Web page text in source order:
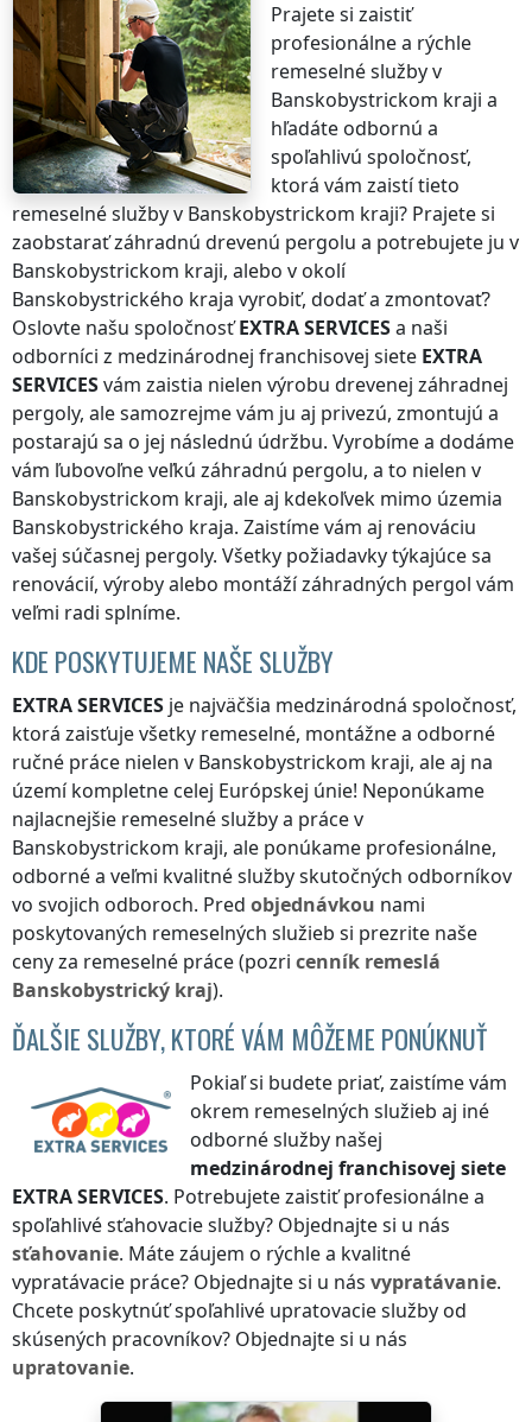
Prajete si zaistiť
profesionálne a rýchle
remeselné službyv
Banskobystrickom kraji a
hľadáte odbornú a
spoľahlivú spoločnosť,
ktorá vám zaistí tieto
remeselné službyv Banskobystrickom kraji? Prajete si
zaobstarať záhradnú drevenú pergolu a potrebujete ju v
Banskobystrickom kraji, alebo v okolí
Banskobystrického kraja vyrobiť, dodať a zmontovať?
Oslovte našu spoločnosťEXTRA SERVICESa naši
odborníci z medzinárodnej franchisovej siete EXTRA
SERVICESvám zaistia nielen výrobu drevenej záhradnej
pergoly, ale samozrejme vám ju aj privezú, zmontujú a
postarajú sa o jej následnú údržbu. Vyrobíme a dodáme
vám ľubovoľne veľkú záhradnú pergolu, a to nielen v
Banskobystrickom kraji, ale aj kdekoľvek mimo územia
Banskobystrického kraja. Zaistíme vám aj renováciu
vašej súčasnej pergoly. Všetky požiadavky týkajúce sa
renovácií, výroby alebo montáží záhradných pergol vám
veľmi radi splníme.
KDE POSKYTUJEME NAŠE SLUŽBY
EXTRA SERVICES je najväčšia medzinárodná spoločnosť,
ktorá zaisťuje všetky remeselné, montážne a odborné
ručné práce nielen v Banskobystrickom kraji, ale aj na
území kompletne celej Európskej únie! Neponúkame
najlacnejšie remeselné služby a prácev
Banskobystrickom kraji, ale ponúkame profesionálne,
odborné a veľmi kvalitné služby skutočných odborníkov
vo svojich odboroch. Pred objednávkou nami
poskytovaných remeselných služieb si prezrite naše
ceny za remeselné práce (pozri cenník remeslá
Banskobystrický kraj).
ĎALŠIE SLUŽBY, KTORÉ VÁM MÔŽEME PONÚKNUŤ
Pokiaľ si budete priať, zaistíme vám
okrem remeselných služieb aj iné
odborné služby našej
medzinárodnej franchisovej siete
EXTRA SERVICES. Potrebujete zaistiť profesionálne a
spoľahlivé sťahovacie služby? Objednajte si u nás
sťahovanie. Máte záujem o rýchle a kvalitné
vypratávacie práce? Objednajte si u nás vypratávanie.
Chcete poskytnúť spoľahlivé upratovacie služby od
skúsených pracovníkov? Objednajte si u nás
upratovanie.